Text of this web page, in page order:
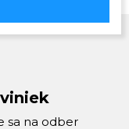
sa na odber